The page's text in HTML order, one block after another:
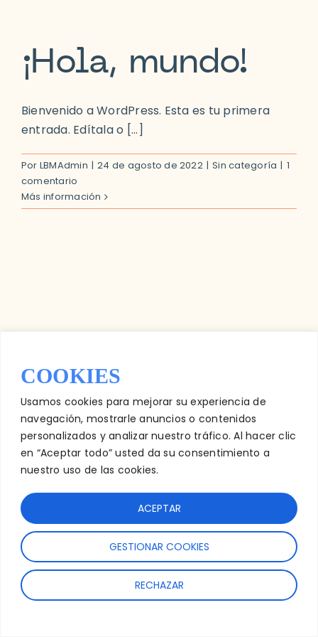
COOKIES
Usamos cookies para mejorar su experiencia de
navegación, mostrarle anuncios o contenidos
personalizados y analizar nuestro tráfico. Al hacer clic
en “Aceptar todo” usted da su consentimiento a
nuestro uso de las cookies.
GESTIONAR COOKIES
RECHAZAR
ACEPTAR
contenido
¡Hola, mundo!
Bienvenido a WordPress. Esta es tu primera
entrada. Edítala o [...]
Por LBMAdmin | 24 de agosto de 2022 | Sin categoría | 1
comentario
Más información